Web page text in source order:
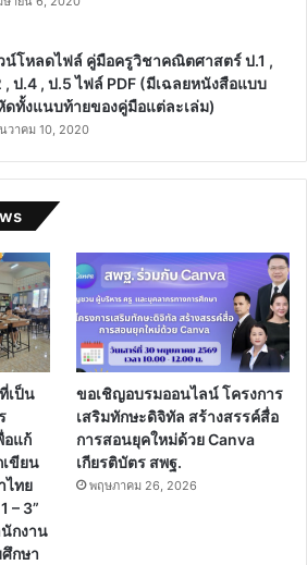
น์โหลดไฟล์ คู่มือครูวิชาคณิตศาสตร์ ป.1 ,
, ป.4 , ป.5 ไฟล์ PDF (มีเฉลยหนังสือแบบ
ดทั้งแนบท้ายของคู่มือแต่ละเล่ม)
วาคม 10, 2020
เป็น
อแก้
ขียน
ไทย
– 3”
กงาน
กษา
ขอเชิญอบรมออนไลน์ โครงการ
เสริมทักษะดิจิทัล สร้างสรรค์สื่อ
การสอนยุคใหม่ด้วย Canva
เกียรติบัตร สพฐ.
พฤษภาคม 26, 2026